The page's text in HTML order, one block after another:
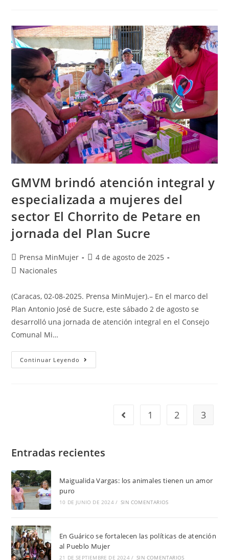
GMVM brindó atención integral y
especializada a mujeres del
sector El Chorrito de Petare en
jornada del Plan Sucre
Prensa MinMujer
4 de agosto de 2025
Nacionales
(Caracas, 02-08-2025. Prensa MinMujer).– En el marco del
Plan Antonio José de Sucre, este sábado 2 de agosto se
desarrolló una jornada de atención integral en el Consejo
Comunal Mi…
Continuar Leyendo
1 2 3
Entradas recientes
Maigualida Vargas: los animales tienen un amor
puro
10 DE JUNIO DE 2024 / SIN COMENTARIOS
En Guárico se fortalecen las políticas de atención
al Pueblo Mujer
21 DE SEPTIEMBRE DE 2024 / SIN COMENTARIOS